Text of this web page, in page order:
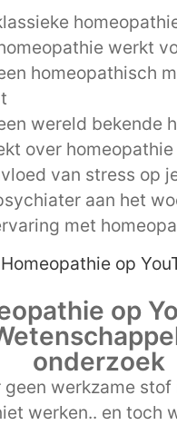
werkt
homeopathisch
wereld bekende
over homeopathie
van stress op
aan het
met
op
onderzoek
geen werkzame stof
werken.. en toch